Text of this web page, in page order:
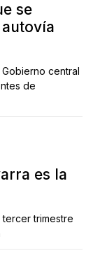
se
central
de
es la
tercer trimestre